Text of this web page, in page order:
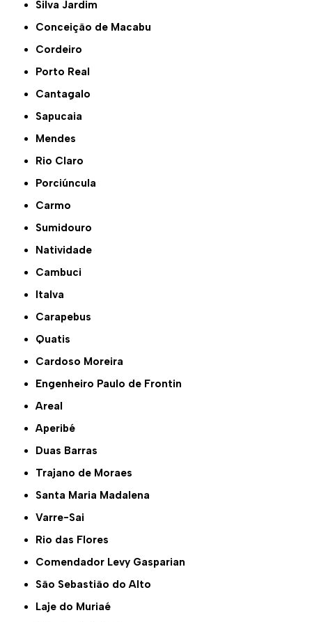
Silva Jardim
Conceição de Macabu
Cordeiro
Porto Real
Cantagalo
Sapucaia
Mendes
Rio Claro
Porciúncula
Carmo
Sumidouro
Natividade
Cambuci
Italva
Carapebus
Quatis
Cardoso Moreira
Engenheiro Paulo de Frontin
Areal
Aperibé
Duas Barras
Trajano de Moraes
Santa Maria Madalena
Varre-Sai
Rio das Flores
Comendador Levy Gasparian
São Sebastião do Alto
Laje do Muriaé